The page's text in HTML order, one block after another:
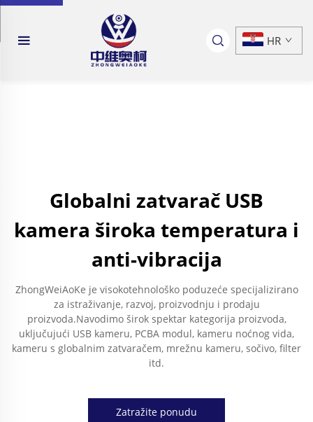
HR
Globalni zatvarač USB
kamera široka temperatura i
anti-vibracija
ZhongWeiAoKe je visokotehnološko poduzeće specijalizirano
za istraživanje, razvoj, proizvodnju i prodaju
proizvoda.Navodimo širok spektar kategorija proizvoda,
uključujući USB kameru, PCBA modul, kameru noćnog vida,
kameru s globalnim zatvaračem, mrežnu kameru, sočivo, filter
itd.
Zatražite ponudu